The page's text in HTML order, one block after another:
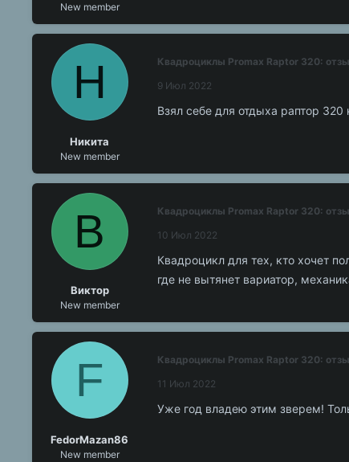
New member
Н
Никита
New member
Квадроциклы Promax Raptor 320:
9 Июл 2022
Взял себе для отдыха раптор 320
В
Виктор
New member
Квадроциклы Promax Raptor 320:
10 Июл 2022
Квадроцикл для тех, кто хочет
где не вытянет вариатор,
F
FedorMazan86
New member
Квадроциклы Promax Raptor 320:
11 Июл 2022
Уже год владею этим зверем!